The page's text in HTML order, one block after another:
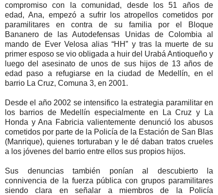
compromiso con la comunidad, desde los 51 años de
edad, Ana, empezó a sufrir los atropellos cometidos por
paramilitares en contra de su familia por el Bloque
Bananero de las Autodefensas Unidas de Colombia al
mando de Ever Velosa alias “HH” y tras la muerte de su
primer esposo se vio obligada a huir del Urabá Antioqueño y
luego del asesinato de unos de sus hijos de 13 años de
edad paso a refugiarse en la ciudad de Medellín, en el
barrio La Cruz, Comuna 3, en 2001.
Desde el año 2002 se intensifico la estrategia paramilitar en
los barrios de Medellín especialmente en La Cruz y La
Honda y Ana Fabricia valientemente denunció los abusos
cometidos por parte de la Policía de la Estación de San Blas
(Manrique), quienes torturaban y le dé daban tratos crueles
a los jóvenes del barrio entre ellos sus propios hijos.
Sus denuncias también ponían al descubierto la
connivencia de la fuerza pública con grupos paramilitares
siendo clara en señalar a miembros de la Policía